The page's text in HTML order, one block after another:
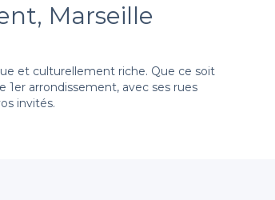
Marseille
et culturellement riche. Que ce soit
1er arrondissement, avec ses rues
invités.
Privateaser, vous pourrez facilement
pouvant accueillir un grand nombre